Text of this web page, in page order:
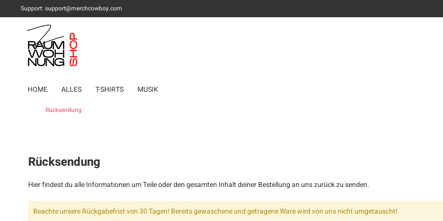
Support: support@merchcowboy.com
HOME ALLES T-SHIRTS MUSIK
Rücksendung
Rücksendung
Hier findest du alle Informationen um Teile oder den gesamten Inhalt deiner Bestellung an uns zurück zu senden.
Beachte unsere Rückgabefrist von 30 Tagen! Bereits gewaschene und getragene Ware wird von uns nicht umgetauscht!